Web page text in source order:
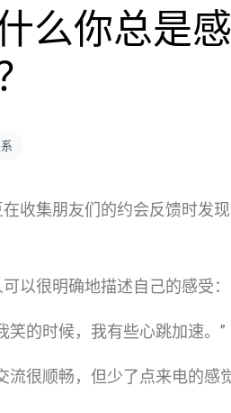
么你总是
收集朋友们的约会反馈时发
以很明确地描述自己的感受：
笑的时候，我有些心跳加速。”
流很顺畅，但少了点来电的感